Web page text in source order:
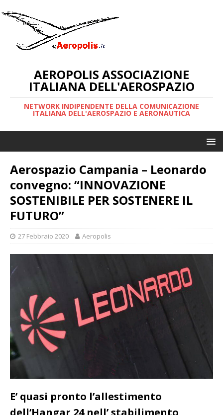
AEROPOLIS ASSOCIAZIONE
ITALIANA DELL'AEROSPAZIO
NETWORK INDIPENDENTE DELLA COMUNICAZIONE
ITALIANA DELL'AEROSPAZIO E AERONAUTICA
Aerospazio Campania – Leonardo
convegno: “INNOVAZIONE
SOSTENIBILE PER SOSTENERE IL
FUTURO”
27 Febbraio 2020 Aeropolis
E’ quasi pronto l’allestimento
dell’Hangar 24 nell’ stabilimento